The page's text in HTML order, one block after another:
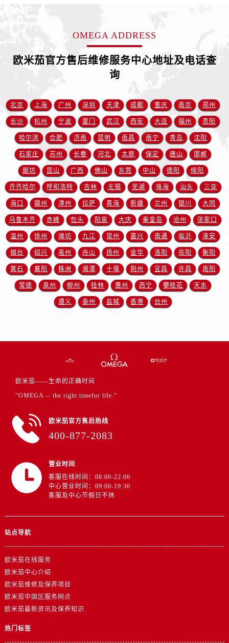
江西省景德镇市珠山区珠山中路欧米茄售后服务中心（需提前预约）
江西省萍乡市安源区萍安北大道与康庄路交叉口欧米茄售后服务中心（需提前预约）
江西省上饶市信州区滨江西路欧米茄售后服务中心（需提前预约）
江西省新余市渝水区北湖西路欧米茄售后服务中心（需提前预约）
江西省宜春市袁州区中山中路欧米茄售后服务中心（需提前预约）
江西省鹰潭市月湖区胜利东路欧米茄售后服务中心（需提前预约）
山东省德州市德城区东风中路欧米茄售后服务中心（需提前预约）
山东省东营市东营区济南路欧米茄售后服务中心（需提前预约）
山东省济南市历下区经十路11111号华润中心写字楼（万象城）15层1508室欧米茄售后服务中心（需提前预约）
山东省济宁市任城区太白楼路欧米茄售后服务中心（需提前预约）
山东省莱芜市文化南路8号银座商城名表维修一楼名表维修欧米茄售后服务中心（需提前预约）
山东省临沂市兰山区解放路欧米茄售后服务中心（需提前预约）
山东省日照市东港区烟台路欧米茄售后服务中心（需提前预约）
山东省泰安市泰山区财源街道泰山大街欧米茄售后服务中心（需提前预约）
山东省威海市环翠区新威海路89号振华商厦一楼名表维修欧米茄售后服务中心（需提前预约）
澳门特别行政区风顺堂区南湾大马路欧米茄售后服务中心（需提前预约）
澳门特别行政区花王堂区大三巴商圈欧米茄售后服务中心（需提前预约）
OMEGA ADDRESS
欧米茄官方售后维修服务中心地址及电话查
询
北京 上海 广州 深圳 天津 成都 重庆 南京 郑州
长沙 杭州 宁波 厦门 武汉 西安 大连 福州 贵阳
哈尔滨 合肥 济南 昆明 南昌 南宁 青岛 沈阳
石家庄 苏州 长春 河北 太原 保定 唐山 邯郸
廊坊 昆山 广西 佛山 东莞 中山 德阳 绵阳
齐齐哈尔 呼和浩特 吉林 无锡 芜湖 珠海 汕头 三亚
海口 赣州 漳州 拉萨 青海 新疆 兰州 银川 大同
乌鲁木齐 赤峰 包头 阳泉 大庆 秦皇岛 沧州 张家口
温州 徐州 潍坊 九江 常州 嘉兴 南通 临沂 淮安
烟台 绍兴 亳州 舟山 扬州 金华 洛阳 岳阳 衡阳
黄石 襄阳 株洲 湘潭 十堰 荆州 宜昌 许昌 南阳
常德 泉州 柳州 桂林 惠州 西宁 攀枝花 天水
遵义 泰州 盐城 香港 台州
欧米茄——生命的正确时间
"OMEGA -- the right timefor life.”
欧米茄官方售后热线
400-877-2083
营业时间
客服在线时间：08:00-22:00
中心营业时间：09:00-19:30
客服及中心节假日不休
站点导航
欧米茄在线服务
欧米茄中心介绍
欧米茄维修及保养项目
欧米茄中国区服务网点
欧米茄最新资讯及保养知识
热门标签